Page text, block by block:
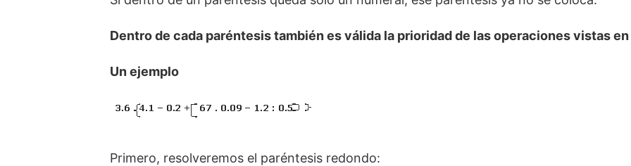
Dentro de cada paréntesis también es válida la prioridad de las operaciones vistas
Un ejemplo
Primero, resolveremos el paréntesis redondo: